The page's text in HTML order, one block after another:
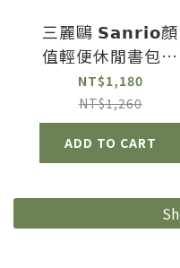
三麗鷗 𝗦𝗮𝗻𝗿𝗶𝗼顏
值輕便休閒書包超
值組 書包+手拿包筆
袋
NT$1,180
NT$1,260
ADD TO CART